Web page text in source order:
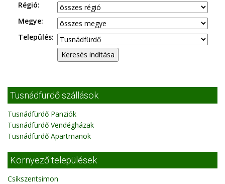
Régió:
Megye:
Település:
Tusnádfürdő szállások
Tusnádfürdő Panziók
Tusnádfürdő Vendégházak
Tusnádfürdő Apartmanok
Környező települések
Csíkszentsimon